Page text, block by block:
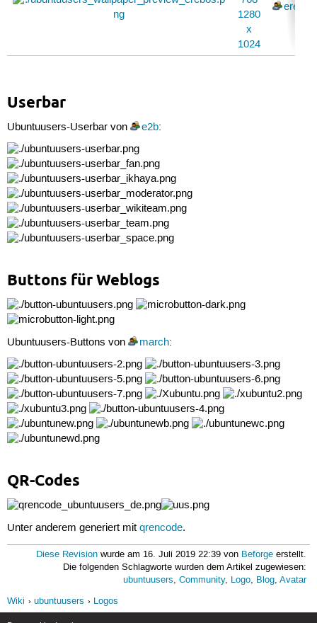
1280
x
1024
erebos
Userbar
Ubuntuusers-Userbar von e2b:
Buttons für Weblogs
Ubuntuusers-Buttons von march:
QR-Codes
Unter anderem generiert mit qrencode.
Diese Revision wurde am 16. Juli 2019 22:39 von Beforge erstellt.
Die folgenden Schlagworte wurden dem Artikel zugewiesen:
ubuntuusers,Community, Logo, Blog,Avatar
Wiki
ubuntuusers Logos